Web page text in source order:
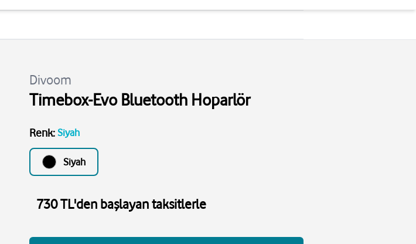
Divoom
Timebox-Evo Bluetooth Hoparlör
Renk: Siyah
Siyah
730 TL'den başlayan taksitlerle